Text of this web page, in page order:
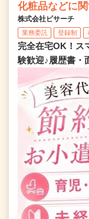
化粧品などに
株式会社ビサーチ
業務委託 登録制
完全在宅OK！ス
験歓迎♪履歴書・